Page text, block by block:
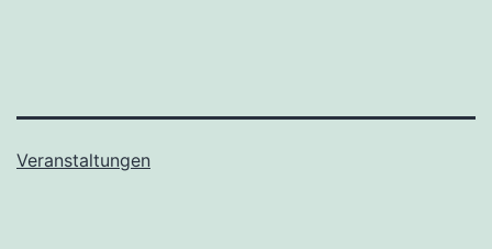
Veranstaltungen